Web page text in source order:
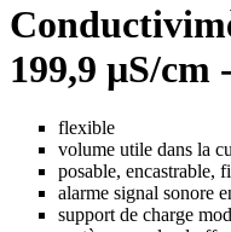
199,9 µS/
flexible
volume utile dans la
posable, encastrable,
alarme signal sonore
support de charge